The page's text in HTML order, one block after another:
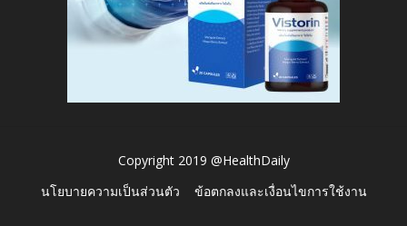
Copyright 2019 @HealthDaily
นโยบายความเป็นส่วนตัว
ข้อตกลงและเงื่อนไขการใช้งาน